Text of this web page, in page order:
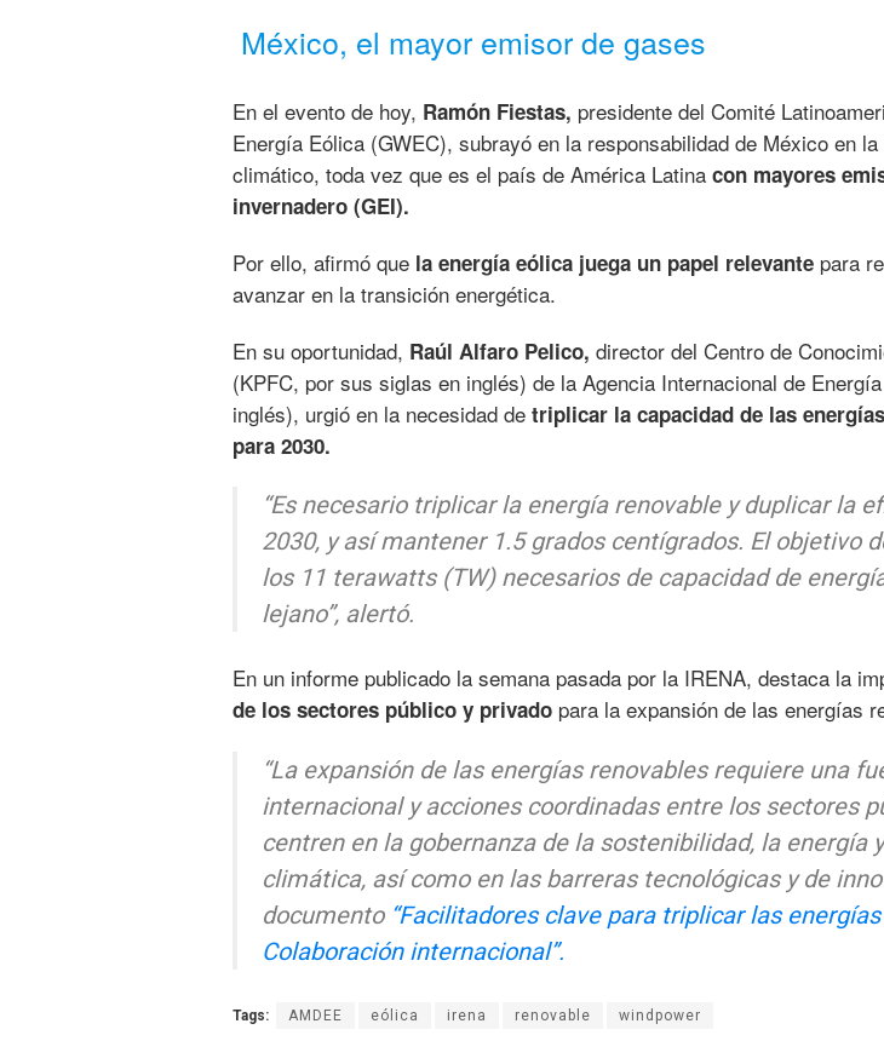
México, el mayor emisor de gases
En el evento de hoy, Ramón Fiestas, presidente del Comité
Energía Eólica (GWEC), subrayó en la responsabilidad de México en
climático, toda vez que es el país de América Latina con mayores
invernadero (GEI).
Por ello, afirmó que la energía eólica juega un papel relevante para
avanzar en la transición energética.
En su oportunidad, Raúl Alfaro Pelico, director del Centro de
(KPFC, por sus siglas en inglés) de la Agencia Internacional de
inglés), urgió en la necesidad de triplicar la capacidad de las
para 2030.
“Es necesario triplicar la energía renovable y duplicar la
2030, y así mantener 1.5 grados centígrados. El objetivo
los 11 terawatts (TW) necesarios de capacidad de
lejano”, alertó.
En un informe publicado la semana pasada por la IRENA, destaca la
de los sectores público y privado para la expansión de las energías
“La expansión de las energías renovables requiere una
internacional y acciones coordinadas entre los sectores
centren en la gobernanza de la sostenibilidad, la energía
climática, así como en las barreras tecnológicas y de
documento “Facilitadores clave para triplicar las
Colaboración internacional”.
Tags: AMDEE eólica irena renovable windpower